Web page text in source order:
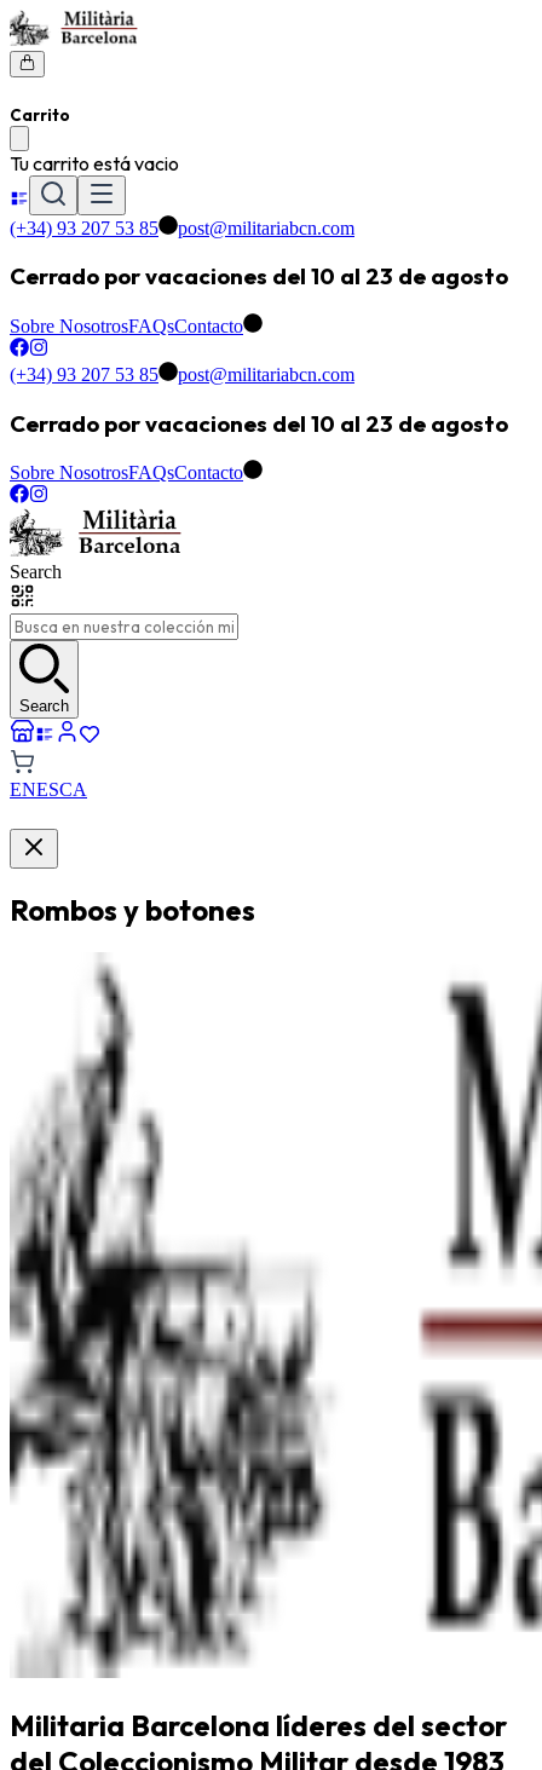
Carrito
Tu carrito está vacio
(+34) 93 207 53 85 post@militariabcn.com
Cerrado por vacaciones del 10 al 23 de agosto
Sobre NosotrosFAQsContacto
(+34) 93 207 53 85 post@militariabcn.com
Cerrado por vacaciones del 10 al 23 de agosto
Sobre NosotrosFAQsContacto
Search
Search
ENESCA
Rombos y botones
Militaria Barcelona líderes del sector
del Coleccionismo Militar desde 1983